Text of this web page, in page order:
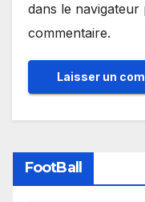
dans le
commentaire.
FootBall